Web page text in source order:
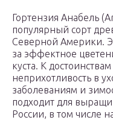
Гортензия Анабель
популярный сорт
Северной Америки.
за эффектное
куста. К
неприхотливость в
заболеваниям и
подходит для
России, в том числе